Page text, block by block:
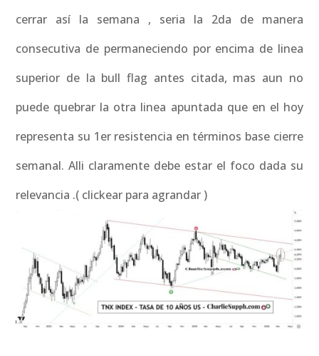
cerrar así la semana , seria la 2da de manera
consecutiva de permaneciendo por encima de linea
superior de la bull flag antes citada, mas aun no
puede quebrar la otra linea apuntada que en el hoy
representa su 1er resistencia en términos base cierre
semanal. Alli claramente debe estar el foco dada su
relevancia .( clickear para agrandar )